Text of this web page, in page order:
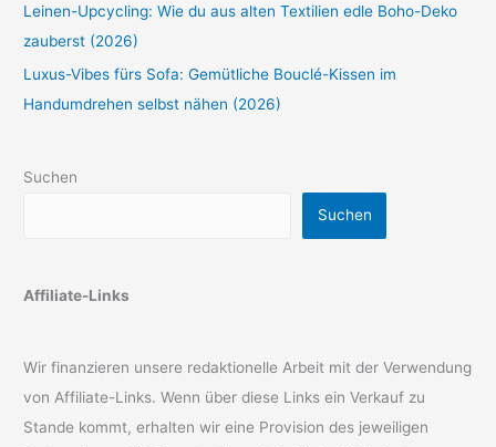
Leinen-Upcycling: Wie du aus alten Textilien edle Boho-Deko
zauberst (2026)
Luxus-Vibes fürs Sofa: Gemütliche Bouclé-Kissen im
Handumdrehen selbst nähen (2026)
Suchen
Suchen
Affiliate-Links
Wir finanzieren unsere redaktionelle Arbeit mit der Verwendung
von Affiliate-Links. Wenn über diese Links ein Verkauf zu
Stande kommt, erhalten wir eine Provision des jeweiligen